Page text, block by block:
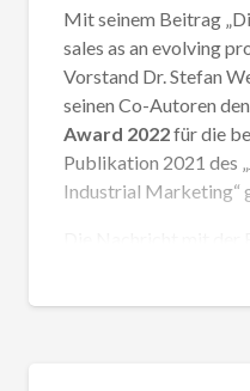
Mit seinem Beitrag
sales as an evolving
Vorstand Dr. Stefan
seinen Co-Autoren den
Award 2022für die
Publikation 2021 des
Industrial Marketing“